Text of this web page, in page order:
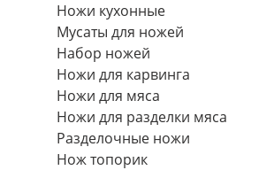
Ножи кухонные
Мусаты для ножей
Набор ножей
Ножи для карвинга
Ножи для мяса
Ножи для разделки мяса
Разделочные ножи
Нож топорик